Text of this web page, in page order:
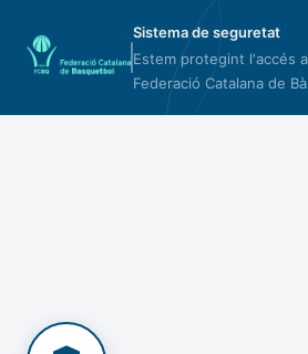
Sistema de seguretat
Estem protegint l'accés
Federació Catalana de